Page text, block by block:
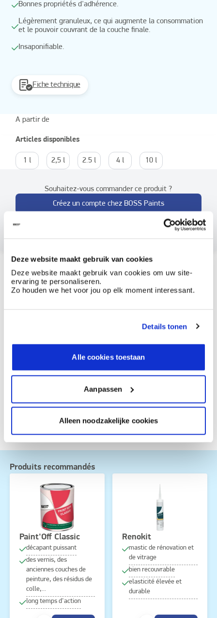
Deze website maakt gebruik van cookies
Deze website maakt gebruik van cookies om uw site-
ervaring te personaliseren.
Zo houden we het voor jou op elk moment interessant.
Details tonen
Alle cookies toestaan
Aanpassen
Alleen noodzakelijke cookies
Bonnes propriétés d'adhérence.
Légèrement granuleux, ce qui augmente la consommation
et le pouvoir couvrant de la couche finale.
Insaponifiable.
Fiche technique
A partir de
Articles disponibles
1 l 2,5 l 2.5 l 4 l 10 l
Souhaitez-vous commander ce produit ?
Créez un compte chez BOSS Paints
Comment utiliser?
Documents
sécurité disponible sur demande., Contient 1,2-
2H-isothiazol-3-one et 2-méthyl-2H-isothiazol-3-one (3:1).
Peut produire une réaction allergique. Valeur limite en UE
pour ce produit (Cat. A/c): 40 g/l. Ce produit contient au
maximum 30 g/l COV.
Produits recommandés
Paint'Off Classic
décapant puissant
des vernis, des
anciennes couches de
peinture, des résidus de
colle,...
long temps d'action
Renokit
mastic de rénovation et
de vitrage
bien recouvrable
elasticité élevée et
durable